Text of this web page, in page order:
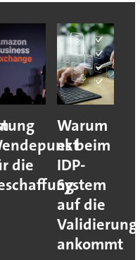
die
Warum
es beim
IDP-
System
auf die
Validierung
ankommt